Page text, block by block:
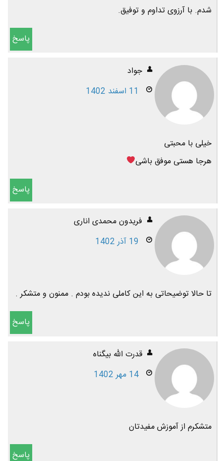
شدم. با آرزوی تداوم و توفیق.
پاسخ
جواد
11 اسفند 1402
خیلی با محبتی
هرجا هستی موفق باشی
پاسخ
فریدون محمدی اناری
19 آذر 1402
تا حالا توضیحاتی به این کاملی ندیده بودم . ممنون و متشکر .
پاسخ
قدرت الله بیگناه
14 مهر 1402
متشکرم از آموزش مفیدتان
پاسخ